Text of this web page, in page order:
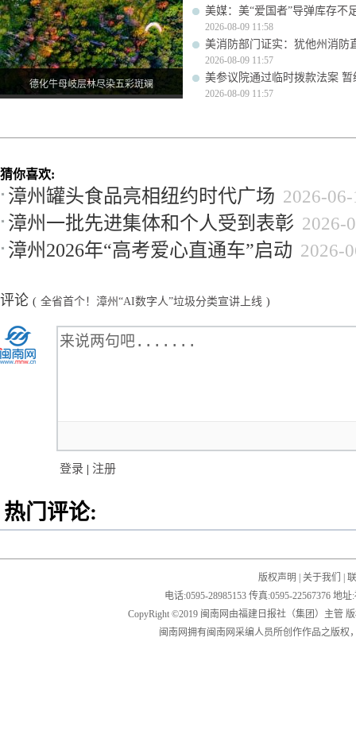
德化牛母岐层林尽染五彩斑斓
美媒：美“爱国者”导弹库存不
2026-08-09 11:58
美消防部门证实：犹他州消防
2026-08-09 11:57
美参议院通过临时拨款法案 暂
2026-08-09 11:57
猜你喜欢:
漳州罐头食品亮相纽约时代广场 2026-
漳州一批先进集体和个人受到表彰 2026-
漳州2026年“高考爱心直通车”启动 2026-
评论 ( 全省首个！漳州“AI数字人”垃圾分类宣讲上线 )
登录 | 注册
热门评论:
版权声明 关于我们
电话:0595-28985153 传真:0595-22567376 地
CopyRight ©2019 闽南网由福建日报社（集团）主管
闽南网拥有闽南网采编人员所创作作品之版